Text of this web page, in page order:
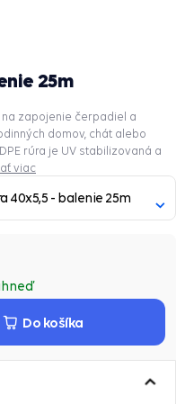
25m
zapojenie čerpadiel a
domov, chát alebo
rúra je UV stabilizovaná a
viac
40x5,5 - balenie 25m
Do košíka